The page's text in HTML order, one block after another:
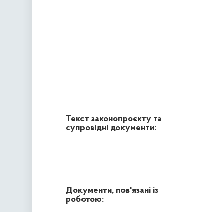
Текст законопроєкту та
супровідні документи:
Документи, пов'язані із
роботою: